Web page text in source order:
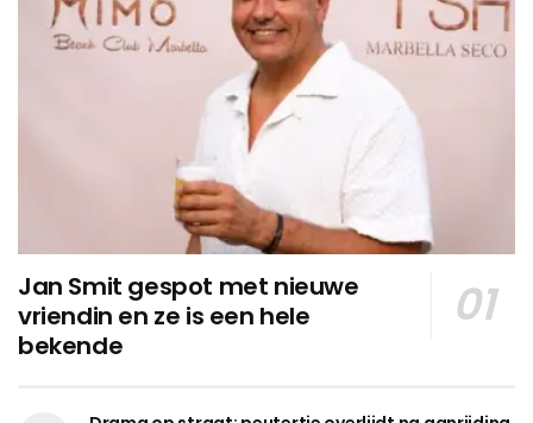
Jan Smit gespot met nieuwe
vriendin en ze is een hele
bekende